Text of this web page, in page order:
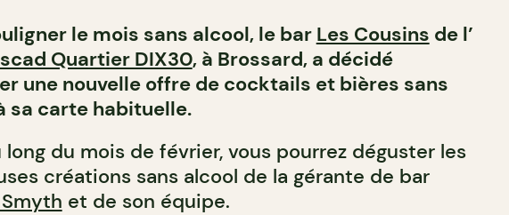
le mois sans alcool, le bar Les Cousins de l’
Quartier DIX30, à Brossard, a décidé
une nouvelle offre de cocktails et bières sans
sa carte habituelle.
long du mois de février, vous pourrez déguster les
créations sans alcool de la gérante de bar
et de son équipe.